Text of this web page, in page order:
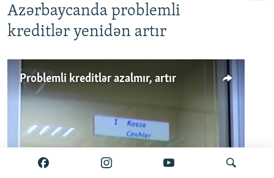
Azərbaycanda problemli
kreditlər yenidən artır
Problemli kreditlər azalmır, artır